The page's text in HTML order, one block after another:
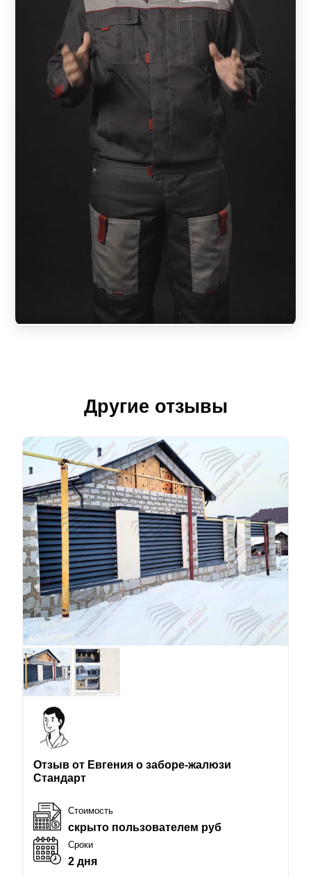
Другие отзывы
Отзыв от Евгения о заборе-жалюзи
Стандарт
Стоимость
скрыто пользователем руб
Сроки
2 дня